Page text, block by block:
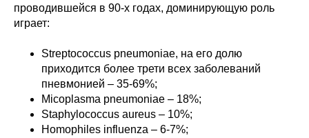
проводившейся в 90-х годах, доминирующую роль
играет:
Streptococcus pneumoniae, на его долю
приходится более трети всех заболеваний
пневмонией – 35-69%;
Micoplasma pneumoniae – 18%;
Staphylococcus aureus – 10%;
Homophiles influenza – 6-7%;